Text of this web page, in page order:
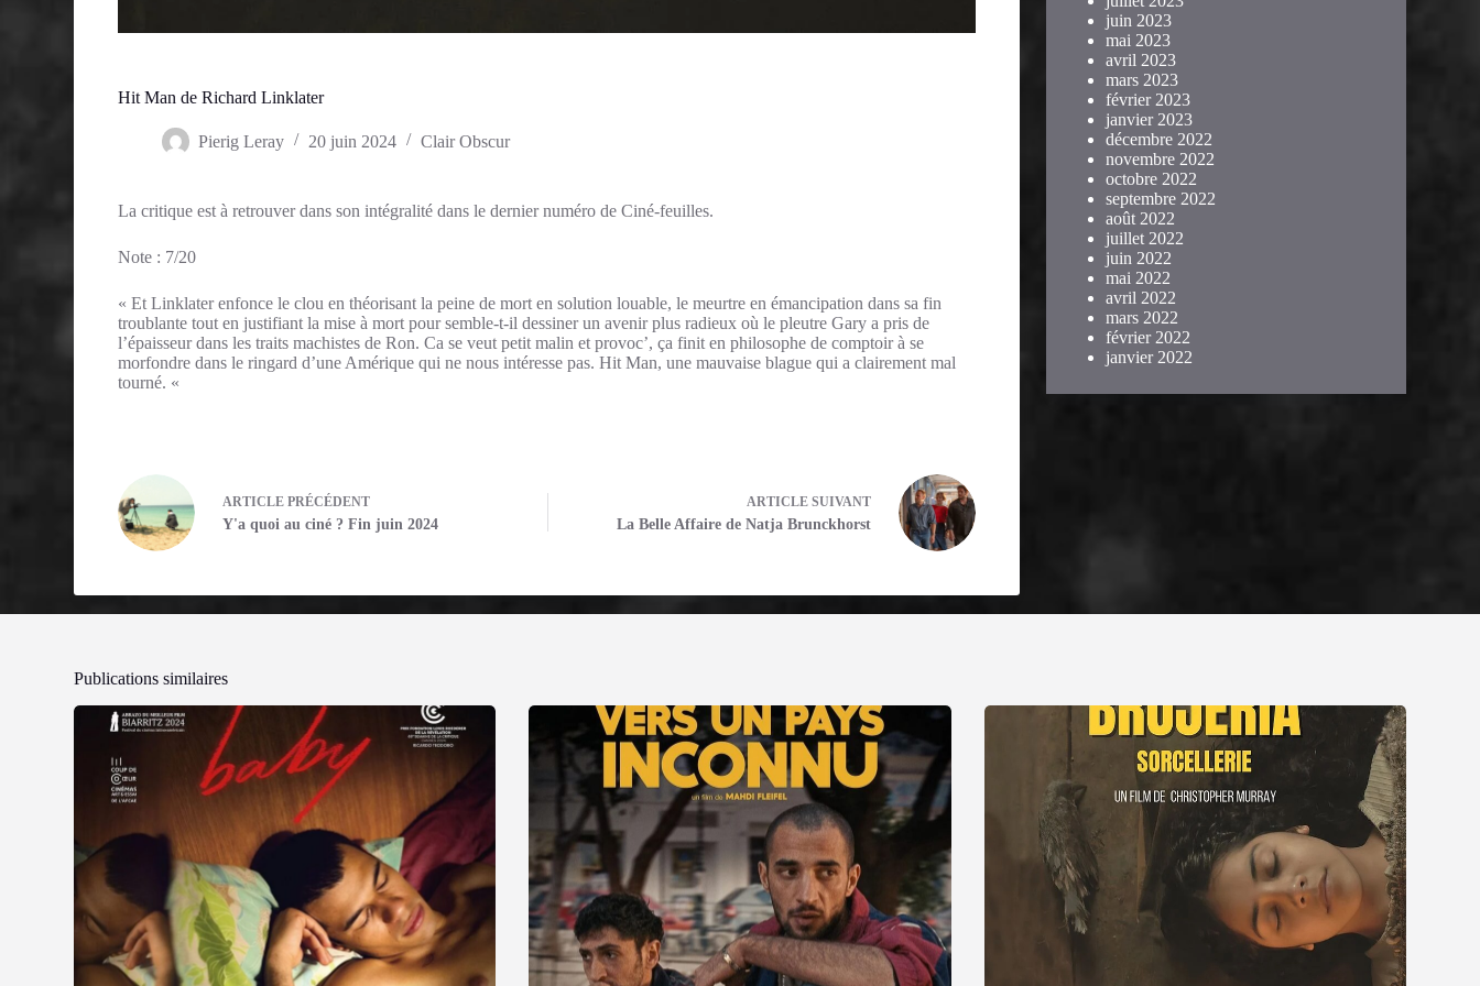
Hit Man de Richard Linklater
Pierig Leray 20 juin 2024 Clair Obscur
La critique est à retrouver dans son intégralité dans le dernier numéro de Ciné-feuilles.
Note : 7/20
« Et Linklater enfonce le clou en théorisant la peine de mort en solution louable, le meurtre en émancipation dans sa fin
troublante tout en justifiant la mise à mort pour semble-t-il dessiner un avenir plus radieux où le pleutre Gary a pris de
l’épaisseur dans les traits machistes de Ron. Ca se veut petit malin et provoc’, ça finit en philosophe de comptoir à se
morfondre dans le ringard d’une Amérique qui ne nous intéresse pas. Hit Man, une mauvaise blague qui a clairement mal
tourné. «
ARTICLE PRÉCÉDENT
Y'a quoi au ciné ? Fin juin 2024
ARTICLE SUIVANT
La Belle Affaire de Natja Brunckhorst
juin 2023
mai 2023
avril 2023
mars 2023
février 2023
janvier 2023
décembre 2022
novembre 2022
octobre 2022
septembre 2022
août 2022
juillet 2022
juin 2022
mai 2022
avril 2022
mars 2022
février 2022
janvier 2022
Publications similaires